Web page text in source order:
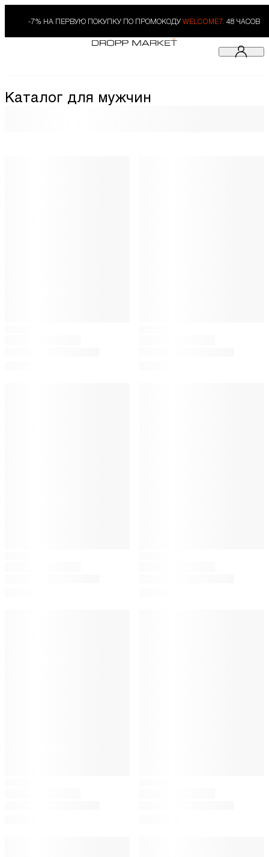
-7% НА ПЕРВУЮ ПОКУПКУ ПО ПРОМОКОДУ WELCOME7. 48 ЧАСОВ
Каталог для мужчин